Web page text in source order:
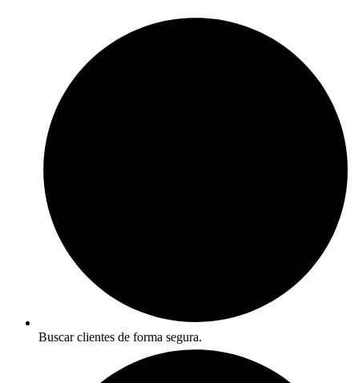
Buscar clientes de forma segura.